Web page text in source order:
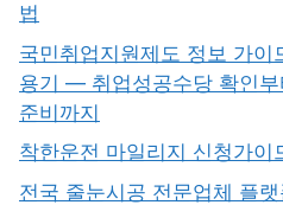
법
국민취업지원제도 정보 가이
용기 — 취업성공수당 확인부
준비까지
착한운전 마일리지 신청가이
전국 줄눈시공 전문업체 플